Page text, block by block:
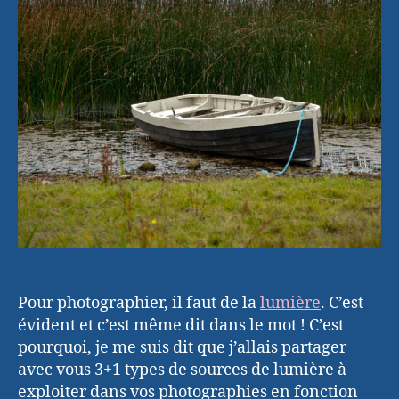
Pour photographier, il faut de lalumière. C’est
évident et c’est même dit dans le mot ! C’est
pourquoi, je me suis dit que j’allais partager
avec vous 3+1 types de sources de lumière à
exploiter dans vos photographies en fonction